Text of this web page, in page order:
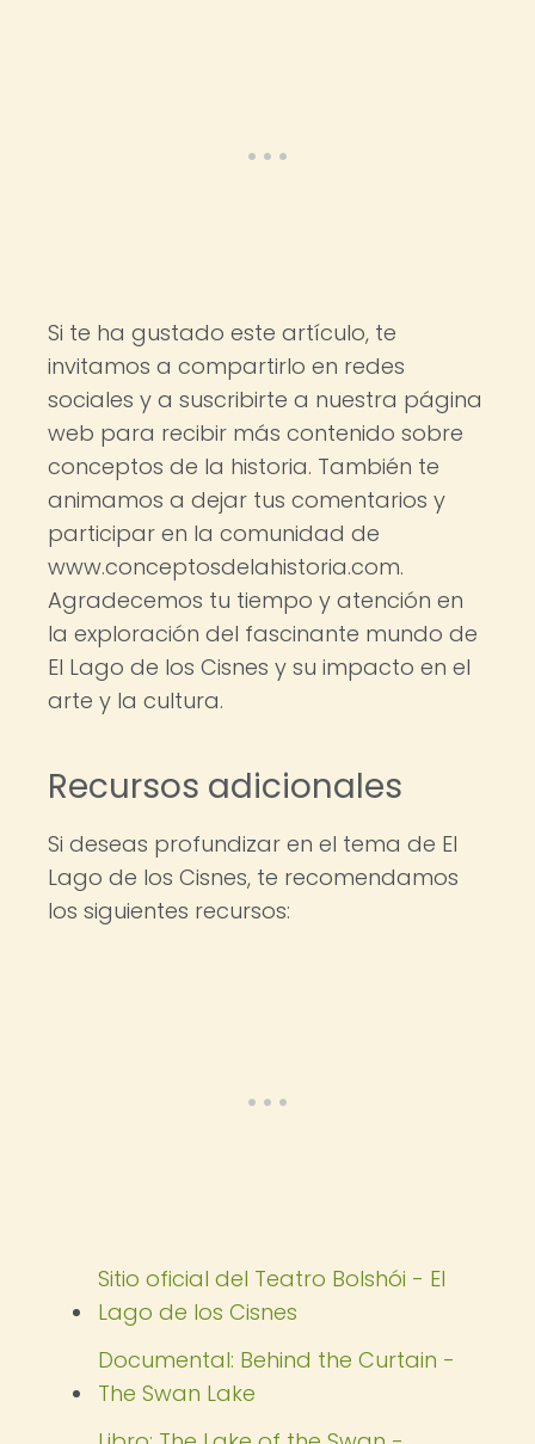
Si te ha gustado este artículo, te
invitamos a compartirlo en redes
sociales y a suscribirte a nuestra página
web para recibir más contenido sobre
conceptos de la historia. También te
animamos a dejar tus comentarios y
participar en la comunidad de
www.conceptosdelahistoria.com.
Agradecemos tu tiempo y atención en
la exploración del fascinante mundo de
El Lago de los Cisnes y su impacto en el
arte y la cultura.
Recursos adicionales
Si deseas profundizar en el tema de El
Lago de los Cisnes, te recomendamos
los siguientes recursos:
Sitio oficial del Teatro Bolshói - El
Lago de los Cisnes
Documental: Behind the Curtain -
The Swan Lake